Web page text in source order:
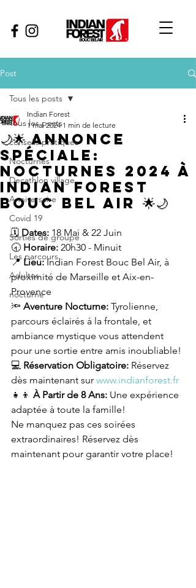
Post
Tous les posts
conseils pratiques
Nocturnes
Decathlon village
Anniversaire
Covid 19
Sorties de groupe
Les parcours
Adultes
nocturne
Tous les posts
🌙🌟 Annonce
Spéciale:
Nocturnes 2024 à
Indian Forest
Bouc Bel Air 🌟🌙
Indian Forest
1 mai 2024 1 min de lecture
🗓️ Dates: 18 Mai & 22 Juin
🕣 Horaire: 20h30 - Minuit
📍 Lieu: Indian Forest Bouc Bel Air, à
proximité de Marseille et Aix-en-
Provence
🔦 Aventure Nocturne: Tyrolienne,
parcours éclairés à la frontale, et
ambiance mystique vous attendent
pour une sortie entre amis inoubliable!
💻 Réservation Obligatoire: Réservez
dès maintenant sur www.indianforest.fr
👧👦 À Partir de 8 Ans: Une expérience
adaptée à toute la famille!
Ne manquez pas ces soirées
extraordinaires! Réservez dès
maintenant pour garantir votre place!